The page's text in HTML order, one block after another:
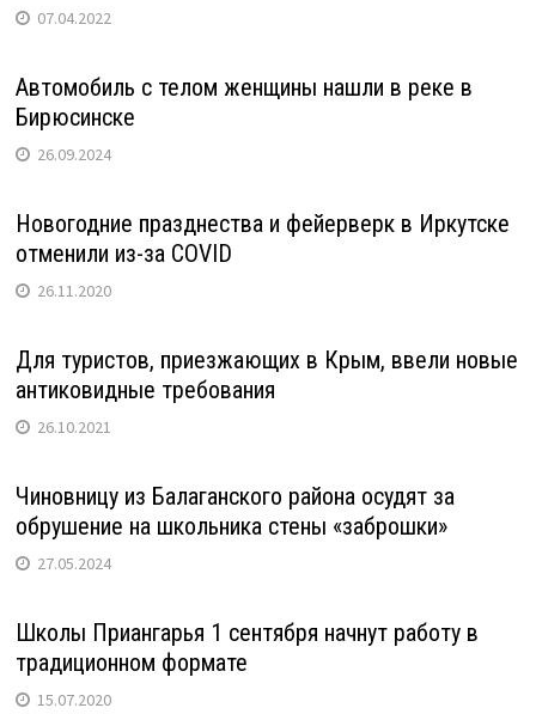
07.04.2022
Автомобиль с телом женщины нашли в реке в
Бирюсинске
26.09.2024
Новогодние празднества и фейерверк в Иркутске
отменили из-за COVID
26.11.2020
Для туристов, приезжающих в Крым, ввели новые
антиковидные требования
26.10.2021
Чиновницу из Балаганского района осудят за
обрушение на школьника стены «заброшки»
27.05.2024
Школы Приангарья 1 сентября начнут работу в
традиционном формате
15.07.2020